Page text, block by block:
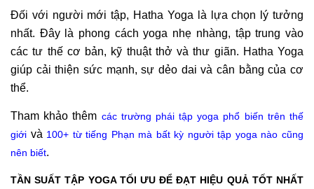
Đối với người mới tập, Hatha Yoga là lựa chọn lý tưởng
nhất. Đây là phong cách yoga nhẹ nhàng, tập trung vào
các tư thế cơ bản, kỹ thuật thở và thư giãn. Hatha Yoga
giúp cải thiện sức mạnh, sự dẻo dai và cân bằng của cơ
thể.
Tham khảo thêm các trường phái tập yoga phổ biến trên thế
giới và 100+ từ tiếng Phạn mà bất kỳ người tập yoga nào cũng
nên biết.
TẦN SUẤT TẬP YOGA TỐI ƯU ĐỂ ĐẠT HIỆU QUẢ TỐT NHẤT